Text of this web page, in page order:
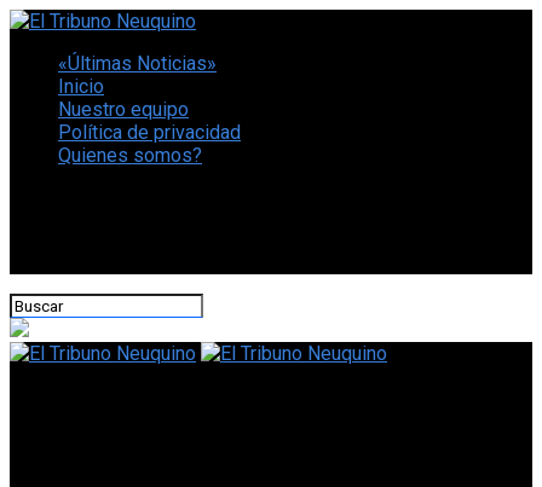
«Últimas Noticias»
Inicio
Nuestro equipo
Política de privacidad
Quienes somos?